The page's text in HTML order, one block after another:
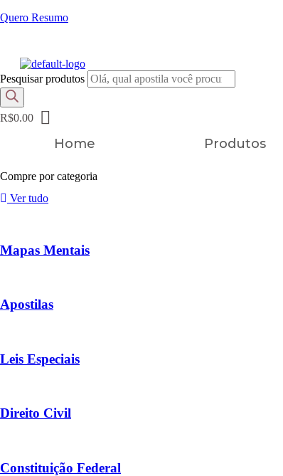
Quero Resumo
Pesquisar produtos
R$0.00
Home Produtos
Compre por categoria
Ver tudo
Mapas Mentais
Apostilas
Leis Especiais
Direito Civil
Constituição Federal